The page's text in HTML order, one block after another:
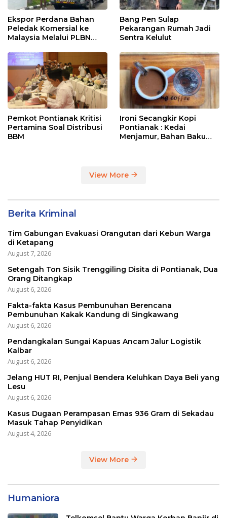
Ekspor Perdana Bahan
Peledak Komersial ke
Malaysia Melalui PLBN
Bang Pen Sulap
Pekarangan Rumah Jadi
Sentra Kelulut
Pemkot Pontianak Kritisi
Pertamina Soal Distribusi
BBM
Ironi Secangkir Kopi
Pontianak : Kedai
Menjamur, Bahan Baku
View More
Berita Kriminal
Tim Gabungan Evakuasi Orangutan dari Kebun Warga
di Ketapang
August 7, 2026
Setengah Ton Sisik Trenggiling Disita di Pontianak, Dua
Orang Ditangkap
August 6, 2026
Fakta-fakta Kasus Pembunuhan Berencana
Pembunuhan Kakak Kandung di Singkawang
August 6, 2026
Pendangkalan Sungai Kapuas Ancam Jalur Logistik
Kalbar
August 6, 2026
Jelang HUT RI, Penjual Bendera Keluhkan Daya Beli yang
Lesu
August 6, 2026
Kasus Dugaan Perampasan Emas 936 Gram di Sekadau
Masuk Tahap Penyidikan
August 4, 2026
View More
Humaniora